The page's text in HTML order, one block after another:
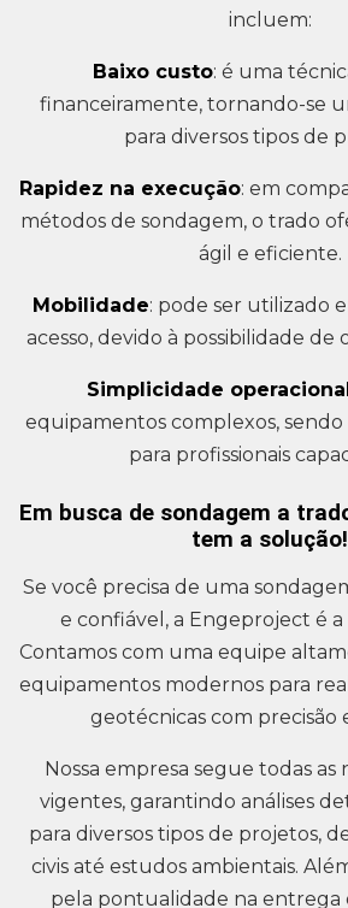
incluem:
Baixo custo: é uma
financeiramente, tornando-se
para diversos tipos de
Rapidez na execução: em
métodos de sondagem, o trado
ágil e eficiente.
Mobilidade: pode ser utilizado
acesso, devido à possibilidade de
Simplicidade
equipamentos complexos,
para profissionais
Em busca de sondagem a
tem a solução!
Se você precisa de uma
e confiável, a Engeproject é a
Contamos com uma equipe
equipamentos modernos para
geotécnicas com precisão
Nossa empresa segue todas as
vigentes, garantindo análises
para diversos tipos de projetos,
civis até estudos ambientais.
pela pontualidade na entrega